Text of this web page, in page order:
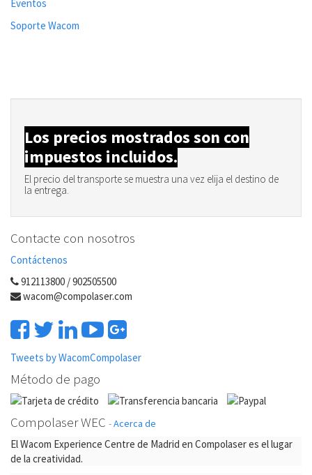
Eventos
Soporte Wacom
Los precios mostrados son con
impuestos incluidos.
El precio del transporte se muestra una vez elija el destino de
la entrega.
Contacte con nosotros
Contáctenos
912113800 / 902505500
wacom@compolaser.com
Tweets by WacomCompolaser
Método de pago
Compolaser WEC -Acerca de
El Wacom Experience Centre de Madrid en Compolaser es el lugar
de la creatividad.